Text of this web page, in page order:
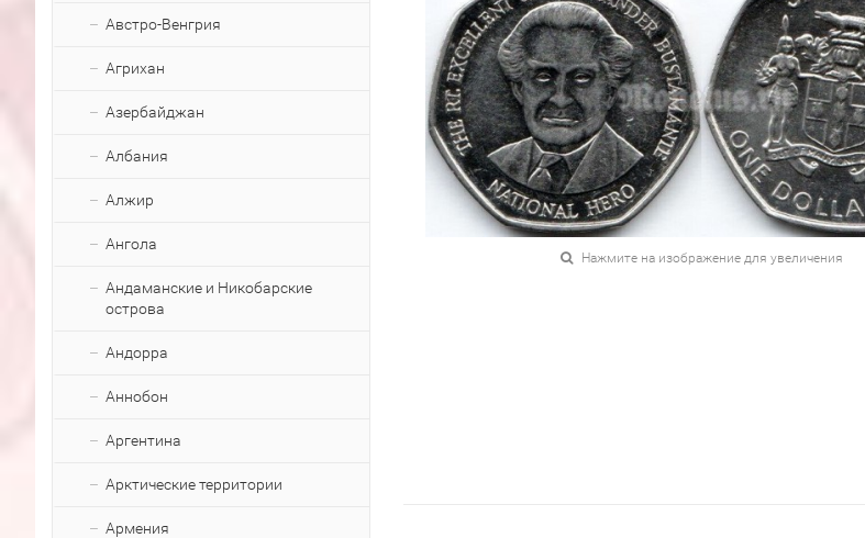
Австро-Венгрия
Агрихан
Азербайджан
Албания
Алжир
Ангола
Андаманские и Никобарские
острова
Андорра
Аннобон
Аргентина
Арктические территории
Армения
Нажмите на изображение для увеличения